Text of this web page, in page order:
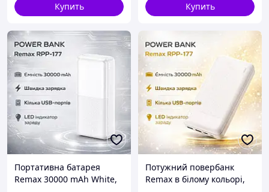
Купить Купить
Портативна батарея
Remax 30000 mAh White,
Потужний повербанк
Remax в білому кольорі,